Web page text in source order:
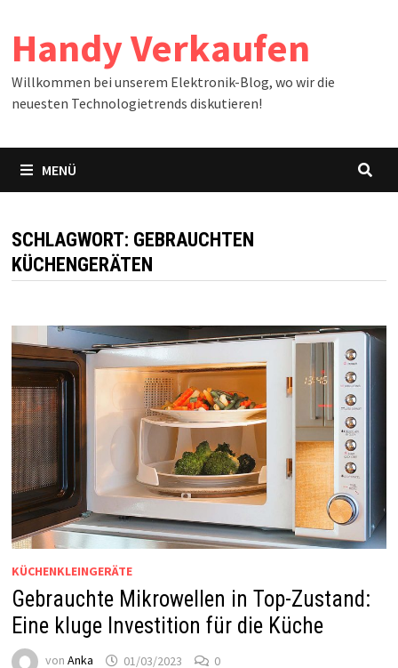
Inhalt
springen
Handy Verkaufen
Willkommen bei unserem Elektronik-Blog, wo wir die
neuesten Technologietrends diskutieren!
MENÜ
SCHLAGWORT: GEBRAUCHTEN
KÜCHENGERÄTEN
KÜCHENKLEINGERÄTE
Gebrauchte Mikrowellen in Top-Zustand:
Eine kluge Investition für die Küche
von Anka 01/03/2023 0